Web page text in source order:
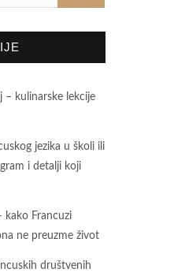
– kulinarske lekcije
jezika u školi ili
i detalji koji
kako Francuzi
ne preuzme život
društvenih